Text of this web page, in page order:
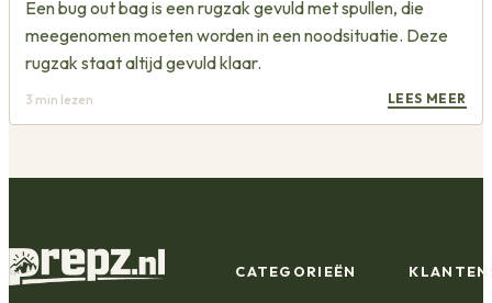
Een bug out bag is een rugzak gevuld met spullen, die
meegenomen moeten worden in een noodsituatie. Deze
rugzak staat altijd gevuld klaar.
3 min lezen LEES MEER
CATEGORIEËN